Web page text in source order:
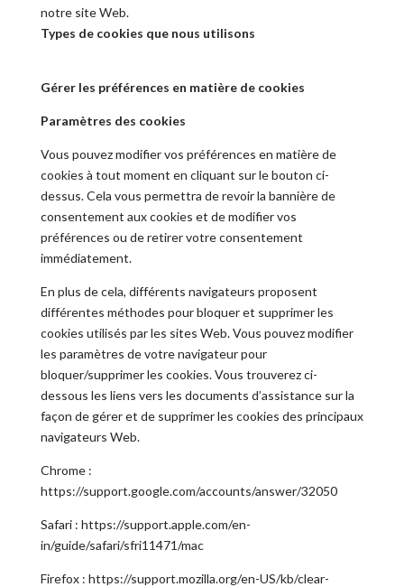
notre site Web.
Types de cookies que nous utilisons
Gérer les préférences en matière de cookies
Paramètres des cookies
Vous pouvez modifier vos préférences en matière de
cookies à tout moment en cliquant sur le bouton ci-
dessus. Cela vous permettra de revoir la bannière de
consentement aux cookies et de modifier vos
préférences ou de retirer votre consentement
immédiatement.
En plus de cela, différents navigateurs proposent
différentes méthodes pour bloquer et supprimer les
cookies utilisés par les sites Web. Vous pouvez modifier
les paramètres de votre navigateur pour
bloquer/supprimer les cookies. Vous trouverez ci-
dessous les liens vers les documents d’assistance sur la
façon de gérer et de supprimer les cookies des principaux
navigateurs Web.
Chrome :
https://support.google.com/accounts/answer/32050
Safari : https://support.apple.com/en-
in/guide/safari/sfri11471/mac
Firefox : https://support.mozilla.org/en-US/kb/clear-